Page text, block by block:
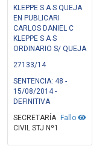
KLEPPE S A S QUEJA
EN PUBLICARI
CARLOS DANIEL C
KLEPPE S A S
ORDINARIO S/ QUEJA
27133/14
SENTENCIA: 48 -
15/08/2014 -
DEFINITIVA
Fallo
SECRETARÍA
CIVIL STJ Nº1